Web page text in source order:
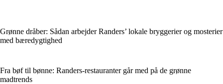
Grønne dråber: Sådan arbejder Randers’ lokale bryggerier og mosterier
med bæredygtighed
Fra bøf til bønne: Randers-restauranter går med på de grønne
madtrends